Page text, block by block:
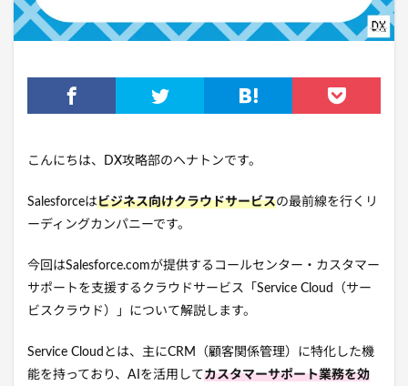
こんにちは、DX攻略部のヘナトンです。
Salesforceはビジネス向けクラウドサービスの最前線を行くリ
ーディングカンパニーです。
今回はSalesforce.comが提供するコールセンター・カスタマー
サポートを支援するクラウドサービス「Service Cloud（サー
ビスクラウド）」について解説します。
Service Cloudとは、主にCRM（顧客関係管理）に特化した機
能を持っており、AIを活用して カスタマーサポート業務を効